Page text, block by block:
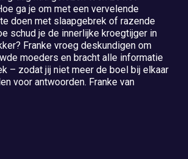
ga je om met een vervelende
doen met slaapgebrek of razende
schud je de innerlijke kroegtijger in
Franke vroeg deskundigen om
moeders en bracht alle informatie
– zodat jij niet meer de boel bij elkaar
voor antwoorden. Franke van